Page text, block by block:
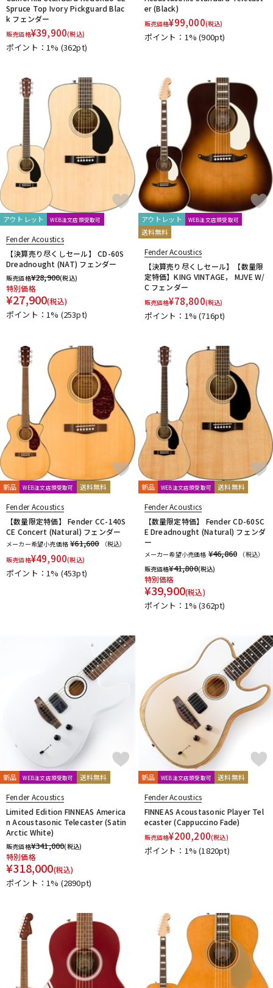
Spruce Top Ivory Pickguard Blac
k フェンダー
販売価格¥39,900(税込)
ポイント：1% (362pt)
er (Black)
販売価格¥99,000(税込)
ポイント：1%(900pt)
アウトレット WEB注文店頭受取可
Fender Acoustics
【決算売り尽くしセール】 CD-60S
Dreadnought (NAT) フェンダー
販売価格¥28,900(税込)
特別価格
¥27,900(税込)
ポイント：1% (253pt)
アウトレット WEB注文店頭受取可
送料無料
Fender Acoustics
【決算売り尽くしセール】【数量限
定特価】KING VINTAGE， MJVE W/
C フェンダー
販売価格¥78,800(税込)
ポイント：1%(716pt)
新品 WEB注文店頭受取可 送料無料
Fender Acoustics
【数量限定特価】 Fender CC-140S
CE Concert (Natural) フェンダー
メーカー希望小売価格 ¥61,600
（税込）
販売価格¥49,900(税込)
ポイント：1% (453pt)
新品 WEB注文店頭受取可 送料無料
Fender Acoustics
【数量限定特価】 Fender CD-60SC
E Dreadnought (Natural) フェンダ
ー
メーカー希望小売価格 ¥46,860
（税込）
販売価格¥41,800(税込)
特別価格
¥39,900(税込)
ポイント：1%(362pt)
新品 WEB注文店頭受取可 送料無料
Fender Acoustics
Limited Edition FINNEAS America
n Acoustasonic Telecaster (Satin
Arctic White)
販売価格¥341,000(税込)
特別価格
¥318,000(税込)
ポイント：1% (2890pt)
新品 WEB注文店頭受取可 送料無料
Fender Acoustics
FINNEAS Acoustasonic Player Tel
ecaster (Cappuccino Fade)
販売価格¥200,200(税込)
ポイント：1%(1820pt)